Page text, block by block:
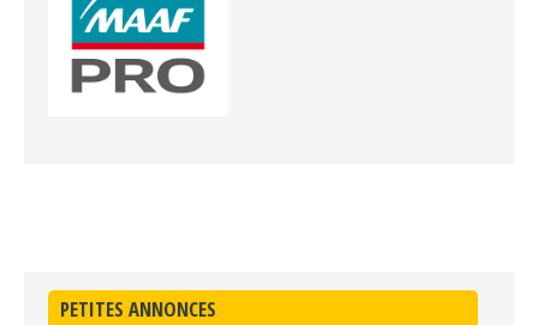
PETITES ANNONCES